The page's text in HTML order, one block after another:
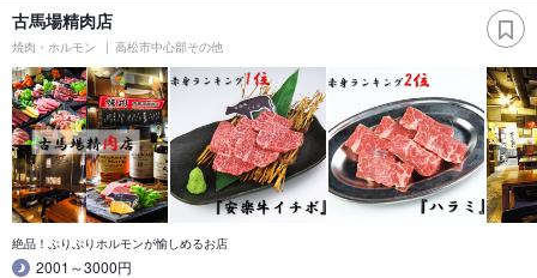
古馬場精肉店
焼肉・ホルモン 高松市中心部その他
絶品！ぷりぷりホルモンが愉しめるお店
2001～3000円